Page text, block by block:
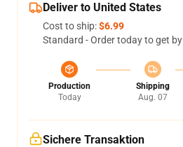
Deliver to United States
Cost to ship:$6.99
Standard - Order today to get by
Production
Today
Shipping
Aug. 07
Sichere Transaktion